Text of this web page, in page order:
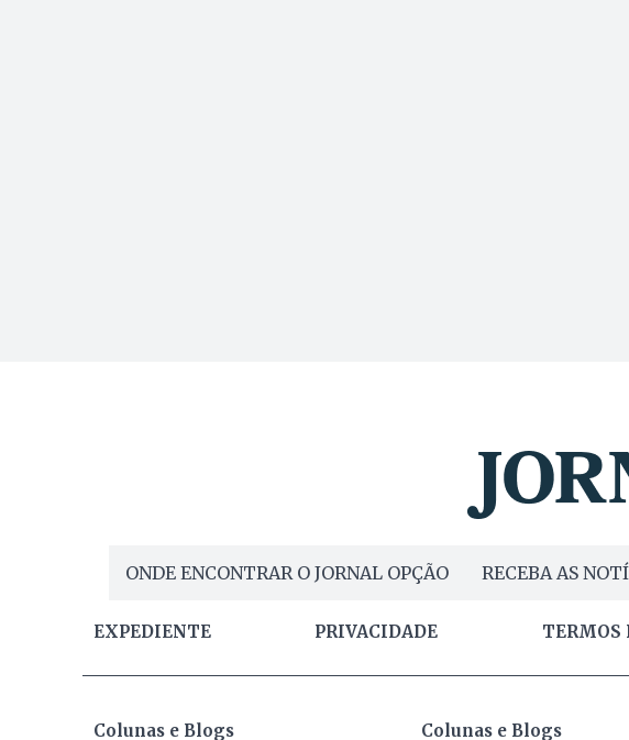
ONDE ENCONTRAR O JORNAL OPÇÃO RECEBA AS
EXPEDIENTE PRIVACIDADE TERMOS
Colunas e Blogs Colunas e Blogs